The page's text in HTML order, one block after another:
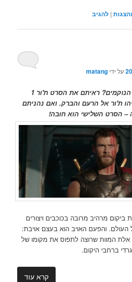
|להגיב
על ידיmatang
מכירים את הויקינגים? את הנוקמים? ראיתם את הסרט ת'ור 1
מיהו ת'ור אל הרעם והברק. ואם נהניתם
הסרט השלישי הוא חובה!
ת'ור 3 מתרחשת ביקום מרהיב מרובה בכוכבים ויצורים
העולם. והפעם האויב הוא בעצם אויבת:
המוות שרוצה לתפוס את מקומו של
ברחבי היקום.
קרא עוד